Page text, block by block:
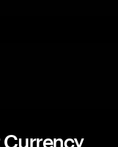
Currency